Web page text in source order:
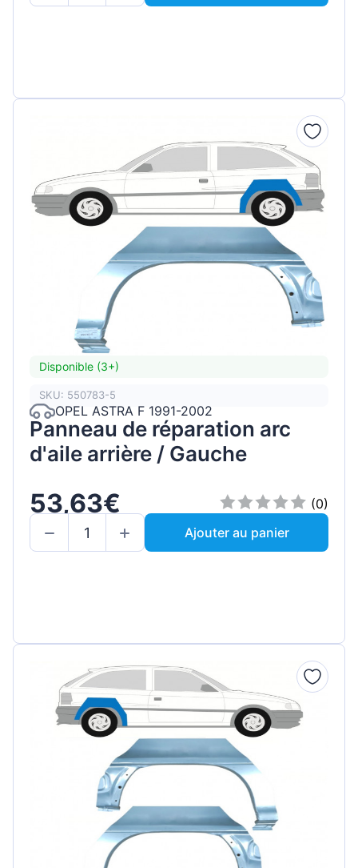
Disponible (3+)
SKU: 550783-5
OPEL ASTRA F 1991-2002
Panneau de réparation arc
d'aile arrière / Gauche
53,63€
(0)
Ajouter au panier